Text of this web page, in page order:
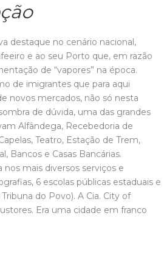
destaque no cenário nacional,
e ao seu Porto que, em razão
de “vapores” na época.
de imigrantes que para aqui
novos mercados, não só nesta
de dúvida, uma das grandes
Alfândega, Recebedoria de
Teatro, Estação de Trem,
Bancos e Casas Bancárias.
mais diversos serviços e
6 escolas públicas estaduais e
do Povo). A Cia. City of
Era uma cidade em franco